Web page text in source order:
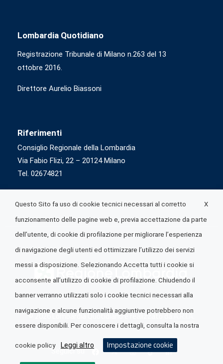
Lombardia Quotidiano
Registrazione Tribunale di Milano n.263 del 13
ottobre 2016.
Direttore Aurelio Biassoni
Riferimenti
Consiglio Regionale della Lombardia
Via Fabio Flizi, 22 – 20124 Milano
Tel. 02674821
© 2026 Lombardia Quotidiano è realizzato daA.R.I.A.
Seguici su
X
Questo Sito fa uso di cookie tecnici necessari al corretto
funzionamento delle pagine web e, previa accettazione da parte
dell’utente, di cookie di profilazione per migliorare l’esperienza
di navigazione degli utenti ed ottimizzare l’utilizzo dei servizi
messi a disposizione. Selezionando Accetta tutti i cookie si
acconsente all’utilizzo di cookie di profilazione. Chiudendo il
banner verranno utilizzati solo i cookie tecnici necessari alla
navigazione e alcune funzionalità aggiuntive potrebbero non
essere disponibili. Per conoscere i dettagli, consulta la nostra
cookie policy Leggi altro Impostazione cookie